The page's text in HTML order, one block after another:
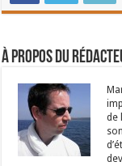
À propos du
de